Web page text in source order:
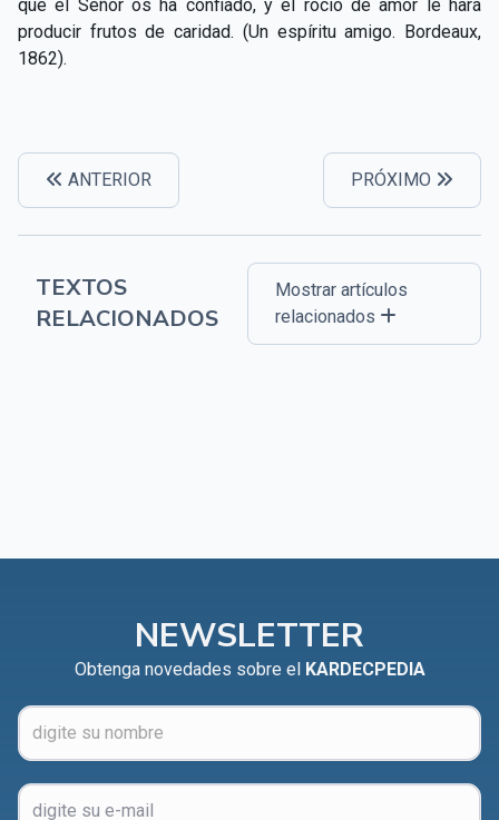
que el Señor os ha confiado, y el rocío de amor le hará
producir frutos de caridad. (Un espíritu amigo. Bordeaux,
1862).
ANTERIOR PRÓXIMO
TEXTOS
RELACIONADOS
Mostrar artículos
relacionados
NEWSLETTER
Obtenga novedades sobre el KARDECPEDIA